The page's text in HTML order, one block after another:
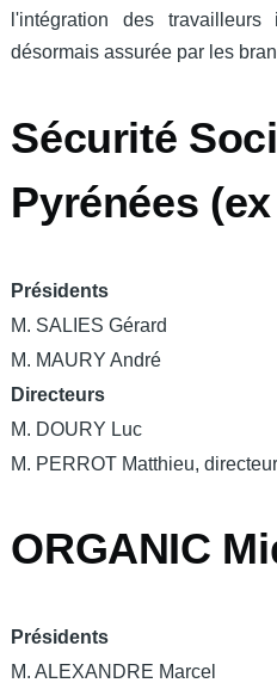
l'intégration des
désormais assurée par les
Sécurité
Pyrénées
Présidents
M. SALIES Gérard
M. MAURY André
Directeurs
M. DOURY Luc
M. PERROT Matthieu,
ORGANIC
Présidents
M. ALEXANDRE Marcel